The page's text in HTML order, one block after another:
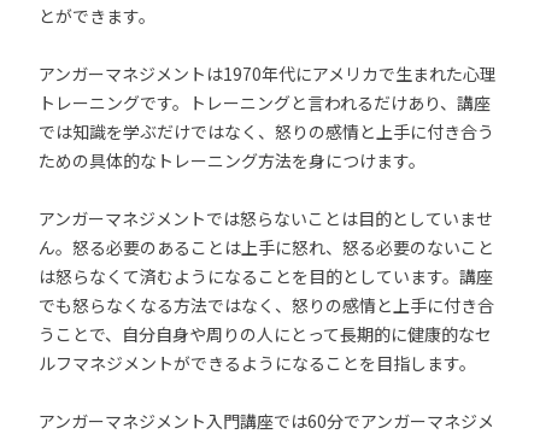
とができます。
アンガーマネジメントは1970年代にアメリカで生まれた心理
トレーニングです。トレーニングと言われるだけあり、講座
では知識を学ぶだけではなく、怒りの感情と上手に付き合う
ための具体的なトレーニング方法を身につけます。
アンガーマネジメントでは怒らないことは目的としていませ
ん。怒る必要のあることは上手に怒れ、怒る必要のないこと
は怒らなくて済むようになることを目的としています。講座
でも怒らなくなる方法ではなく、怒りの感情と上手に付き合
うことで、自分自身や周りの人にとって長期的に健康的なセ
ルフマネジメントができるようになることを目指します。
アンガーマネジメント入門講座では60分でアンガーマネジメ